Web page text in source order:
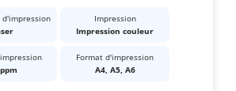
d'impression
Impression
Impression couleur
Format d'impression
A4, A5, A6